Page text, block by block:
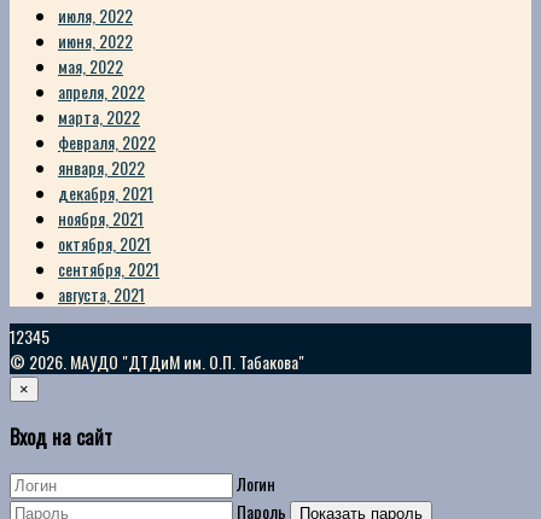
июля, 2022
июня, 2022
мая, 2022
апреля, 2022
марта, 2022
февраля, 2022
января, 2022
декабря, 2021
ноября, 2021
октября, 2021
сентября, 2021
августа, 2021
12345
© 2026. МАУДО "ДТДиМ им. О.П. Табакова"
×
Вход на сайт
Логин
Пароль
Показать пароль